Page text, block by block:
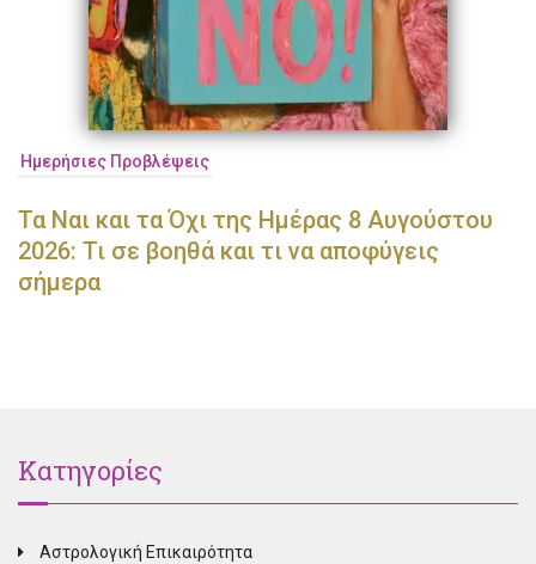
Ημερήσιες Προβλέψεις
Τα Ναι και τα Όχι της Ημέρας 8 Αυγούστου
2026: Τι σε βοηθά και τι να αποφύγεις
σήμερα
Κατηγορίες
Αστρολογική Επικαιρότητα